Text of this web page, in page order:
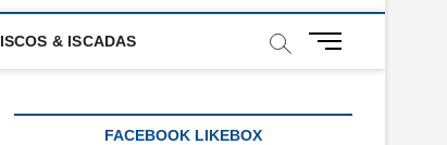
ISCOS & ISCADAS
M
u
FACEBOOK LIKEBOX